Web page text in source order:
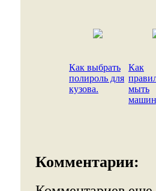
Как выбрать
полироль для
кузова.
Как
мыть
Комментарии: